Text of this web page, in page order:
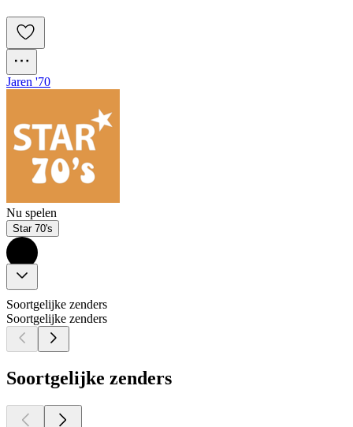
Jaren '70
Nu spelen
Star 70's
Soortgelijke zenders
Soortgelijke zenders
Soortgelijke zenders